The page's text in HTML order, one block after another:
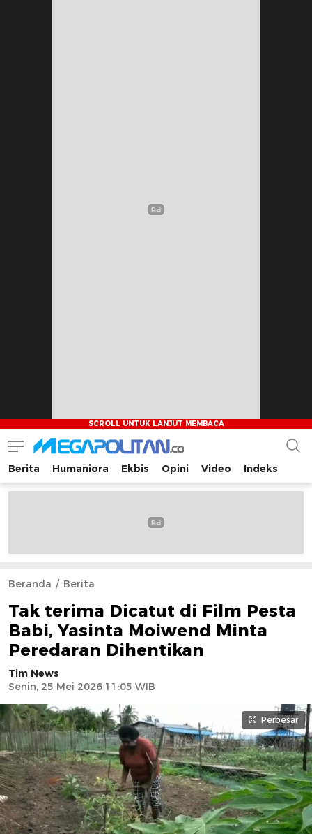
Megapolitan.co
Menyajikan berita-berita fakta bagi pembaca
Berita Humaniora Ekbis Opini Video Indeks
Beranda Berita
Tak terima Dicatut di Film Pesta
Babi, Yasinta Moiwend Minta
Peredaran Dihentikan
Tim News
Senin, 25 Mei 2026 11:05 WIB
Perbesar